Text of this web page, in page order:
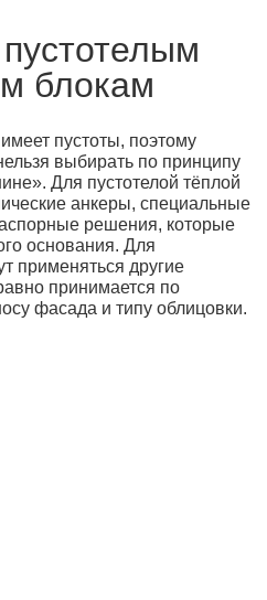
блокам
пустоты, поэтому
выбирать по принципу
Для пустотелой тёплой
анкеры, специальные
решения, которые
основания. Для
применяться другие
принимается по
фасада и типу облицовки.